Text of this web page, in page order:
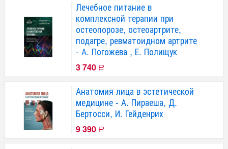
Лечебное питание в
комплексной терапии при
остеопорозе, остеоартрите,
подагре, ревматоидном артрите
- А. Погожева , Е. Полищук
3 740 Р
Анатомия лица в эстетической
медицине - А. Пираеша, Д.
Бертосси, И. Гейденрих
9 390 Р